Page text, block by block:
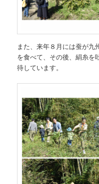
また、来年８月には蚕が
を食べて、その後、絹糸を
待しています。